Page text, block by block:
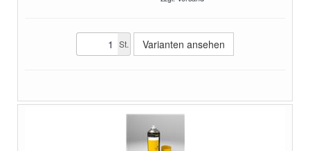
St. Varianten ansehen